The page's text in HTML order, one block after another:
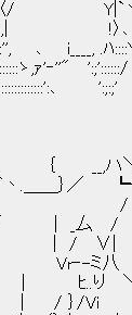
ヽ-rイ
〉､ / !
.ﾊ::::Yム
':;'::::::/ i
､ ':;:;' |
ハ
＿｝／
＿___
/ | Ｌ
| | | ｝
ハ `ト
｛ ￢干
/Vi